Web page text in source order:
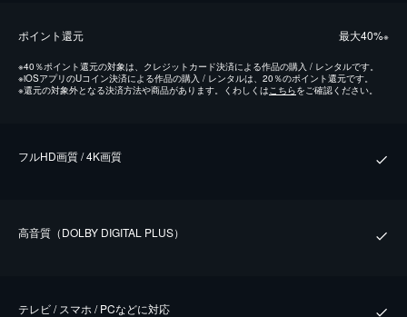
ポイント還元 最⼤40%※
※40％ポイント還元の対象は、クレジットカード決済による作品の購入 / レンタルです。
※iOSアプリのUコイン決済による作品の購入 / レンタルは、20％のポイント還元です。
※還元の対象外となる決済方法や商品があります。くわしくは こちらをご確認ください。
フルHD画質 / 4K画質
⾼⾳質（DOLBY DIGITAL PLUS）
テレビ / スマホ / PCなどに対応